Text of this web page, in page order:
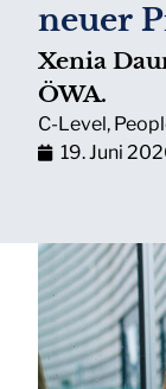
neuer
Xenia
ÖWA.
C-Level,
19. Juni